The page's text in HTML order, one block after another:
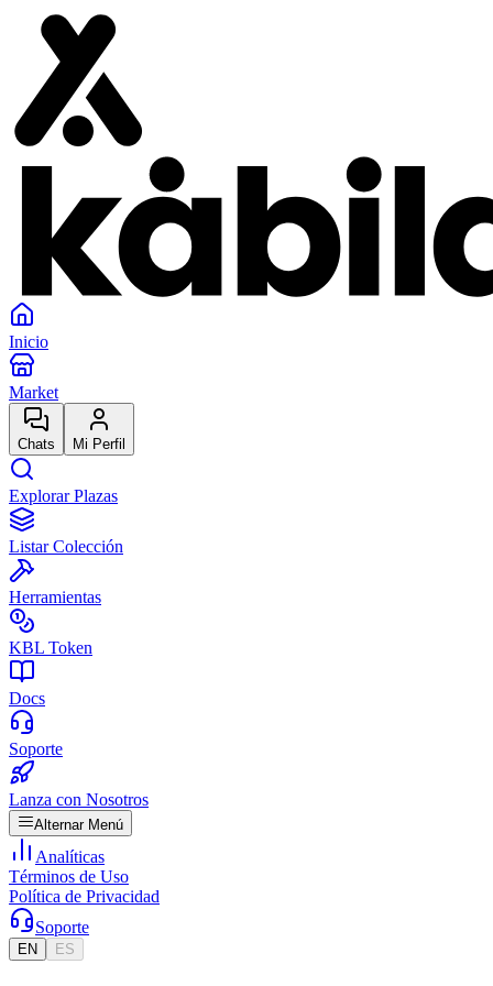
Inicio
Market
Chats Mi Perfil
Explorar Plazas
Listar Colección
Herramientas
KBL Token
Docs
Soporte
Lanza con Nosotros
Alternar Menú
Analíticas
Términos de Uso
Política de Privacidad
Soporte
EN ES